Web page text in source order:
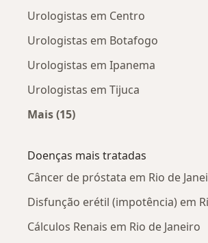
Urologistas em Centro
Urologistas em Botafogo
Urologistas em Ipanema
Urologistas em Tijuca
Mais (15)
Doenças mais tratadas
Câncer de próstata em Rio de
Disfunção erétil (impotência) em
Cálculos Renais em Rio de Janeiro